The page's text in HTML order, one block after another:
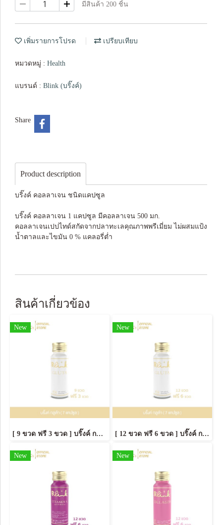
มีสินค้า 200 ชิ้น
เพิ่มรายการโปรด เปรียบเทียบ
หมวดหมู่ : Health
แบรนด์ : Blink (บริ๊งค์)
Share
Product description
บริ๊งค์ คอลลาเจน ชนิดแคปซูล
บริ๊งค์ คอลลาเจน 1 แคปซูล มีคอลลาเจน 500 มก.
คอลลาเจนเปปไทด์สกัดจากปลาทะเลคุณภาพพรีเมี่ยม ไม่ผสมแป้ง
น้ำตาลและไขมัน 0 % แคลอรี่ต่ำ
สินค้าเกี่ยวข้อง
New
[ 9 ขวด ฟรี 3 ขวด ] บริ๊งค์ กลูต้า ผลิตภัณฑ์เสริมอาหาร [ 7 แคปซูล ]
New
[ 12 ขวด ฟรี 6 ขวด ] บริ๊งค์ กลูต้า ผลิตภัณฑ์เสริมอาหาร [ 7 แคปซูล ]
New New